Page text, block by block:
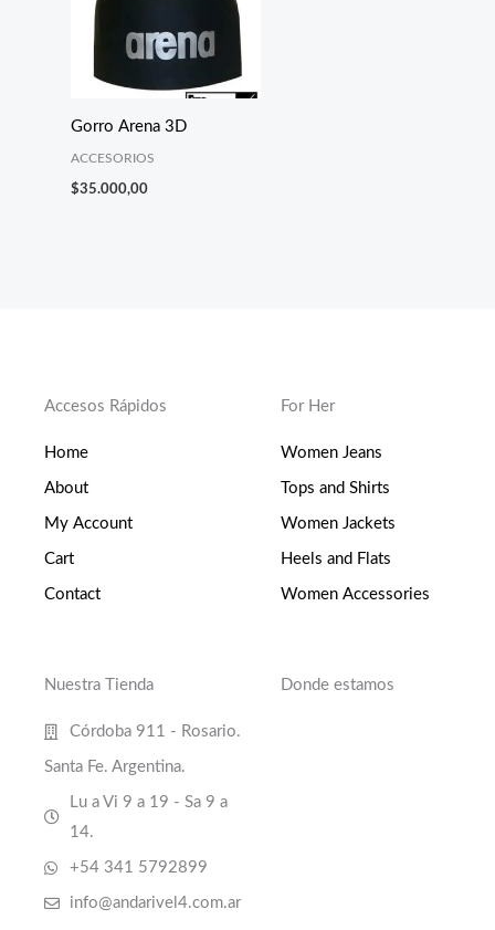
Gorro Arena 3D
ACCESORIOS
$35.000,00
Accesos Rápidos
Home
About
My Account
Cart
Contact
For Her
Women Jeans
Tops and Shirts
Women Jackets
Heels and Flats
Women Accessories
Nuestra Tienda
Córdoba 911 - Rosario.
Santa Fe. Argentina.
Lu a Vi 9 a 19 - Sa 9 a
14.
+54 341 5792899
info@andarivel4.com.ar
Donde estamos